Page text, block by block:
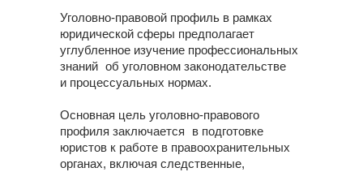
Уголовно-правовой профиль в рамках
юридической сферы предполагает
углубленное изучение профессиональных
знаний об уголовном законодательстве
и процессуальных нормах.
Основная цель уголовно-правового
профиля заключается в подготовке
юристов к работе в правоохранительных
органах, включая следственные,